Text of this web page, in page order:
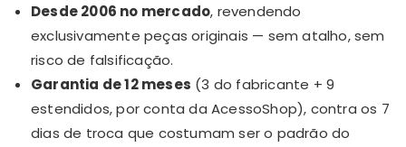
Desde 2006 no mercado, revendendo
exclusivamente peças originais — sem atalho, sem
risco de falsificação.
Garantia de 12 meses (3 do fabricante + 9
estendidos, por conta da AcessoShop), contra os 7
dias de troca que costumam ser o padrão do